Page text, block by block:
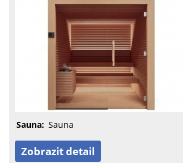
Sauna: Sauna
Zobrazit detail